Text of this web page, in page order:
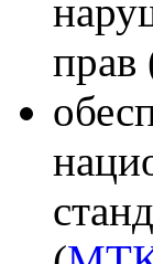
прав